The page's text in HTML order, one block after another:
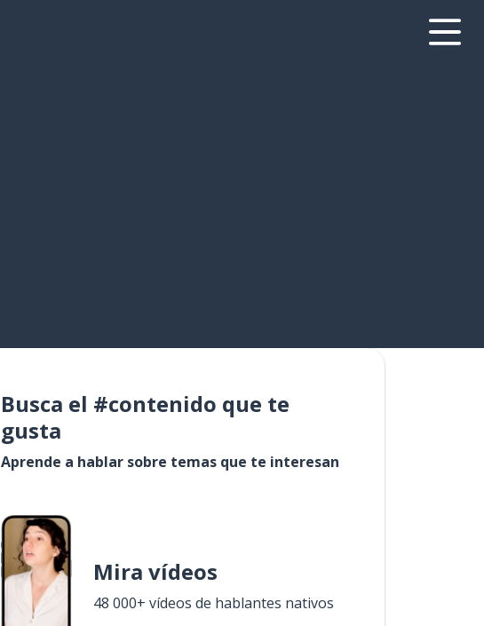
Busca el #contenido que te
gusta
Aprende a hablar sobre temas que te interesan
Mira vídeos
48 000+ vídeos de hablantes nativos